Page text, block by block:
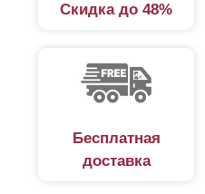
Скидка до 48%
Бесплатная
доставка